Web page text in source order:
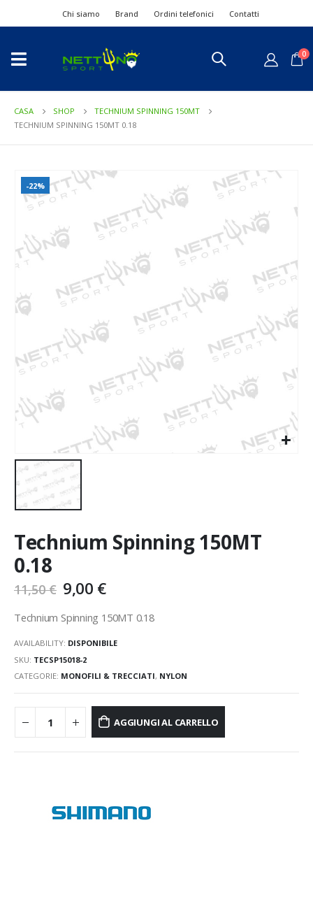
Chi siamo Brand Ordini telefonici Contatti
0
CASA SHOP
TECHNIUM SPINNING 150MT
TECHNIUM SPINNING 150MT 0.18
-22%
Technium Spinning 150MT
0.18
11,50€ 9,00 €
Technium Spinning 150MT 0.18
AVAILABILITY: DISPONIBILE
SKU: TECSP15018-2
CATEGORIE: MONOFILI & TRECCIATI, NYLON
AGGIUNGI AL CARRELLO